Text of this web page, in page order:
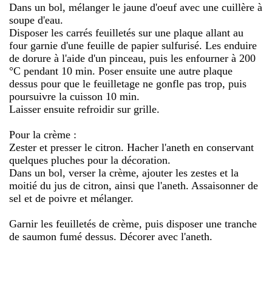
Dans un bol, mélanger le jaune d'oeuf avec une cuillère à
soupe d'eau.
Disposer les carrés feuilletés sur une plaque allant au
four garnie d'une feuille de papier sulfurisé. Les enduire
de dorure à l'aide d'un pinceau, puis les enfourner à 200
°C pendant 10 min. Poser ensuite une autre plaque
dessus pour que le feuilletage ne gonfle pas trop, puis
poursuivre la cuisson 10 min.
Laisser ensuite refroidir sur grille.
Pour la crème :
Zester et presser le citron. Hacher l'aneth en conservant
quelques pluches pour la décoration.
Dans un bol, verser la crème, ajouter les zestes et la
moitié du jus de citron, ainsi que l'aneth. Assaisonner de
sel et de poivre et mélanger.
Garnir les feuilletés de crème, puis disposer une tranche
de saumon fumé dessus. Décorer avec l'aneth.